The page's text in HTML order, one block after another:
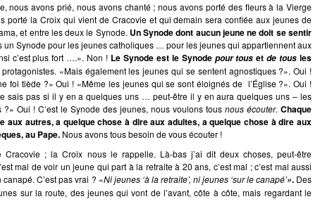
nous avons prié, nous avons chanté ; nous avons porté des fleurs à la Vierge
porté la Croix qui vient de Cracovie et qui demain sera confiée aux jeunes de
et entre les deux le Synode. Un Synode dont aucun jeune ne doit se sentir
Synode pour les jeunes catholiques … pour les jeunes qui appartiennent aux
c’est plus fort ….». Non ! Le Synode est le Synode pour tous etde tous les
«Mais également les jeunes qui se sentent agnostiques ?». Oui !
foi tiède ?» Oui ! «Même les jeunes qui se sont éloignés de l’Église ?». Oui !
sais pas si il y en a quelques uns … peut-être il y en aura quelques uns – les
Oui ! C’est le Synode des jeunes, nous voulons tous nous écouter. Chaque
aux autres, a quelque chose à dire aux adultes, a quelque chose à dire aux
au Pape. Nous avons tous besoin de vous écouter !
Cracovie ; la Croix nous le rappelle. Là-bas j’ai dit deux choses, peut-être
mal de voir un jeune qui part à la retraite à 20 ans, c’est mal ; c’est mal aussi
C’est pas vrai ? «Ni jeunes ‘à la retraite’, ni jeunes ‘sur le canapé’». Des
sur la route, des jeunes qui vont de l’avant, côte à côte, mais regardant le